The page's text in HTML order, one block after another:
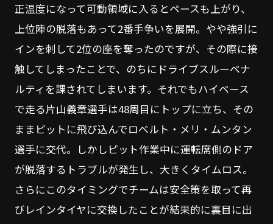
正温度になって可動領域に入るとペースも上がり、
上位陣の脱落もあって2番手争いを展開。やや強引に
インを刺して2位の座を奪ったのですが、その際に接
触してしまったことで、のちにドライブスルーペナ
ルティを課されてしまいます。それでもハイペース
で走る片山義章選手は48周目にトップに立ち、その
ままピットに飛び込んでロベルト・メリ・ムンタン
選手に交代。しかしピット作業中に運転席側のドア
が脱落するトラブルが発生し、大きくタイムロス。
さらにこのタイミングでチームは安全策を取って再
びレインタイヤに交換したことが結果的に裏目に出